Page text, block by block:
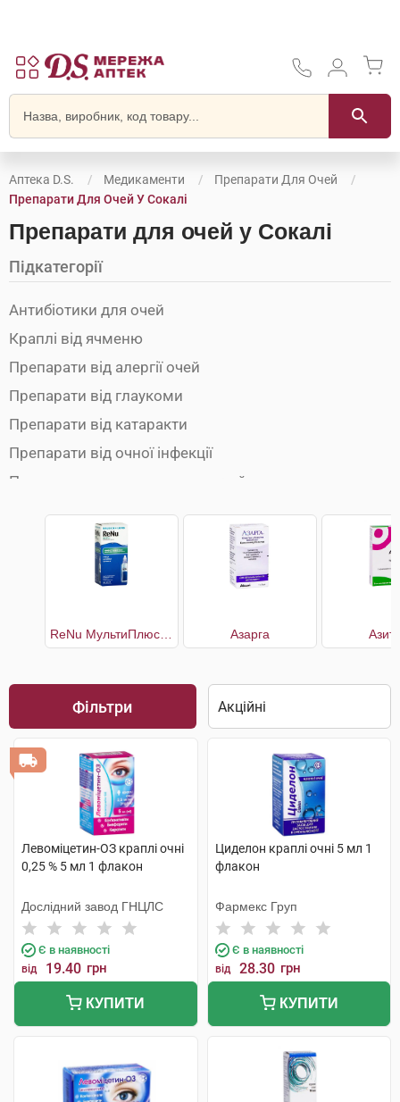
Аптека D.S. Медикаменти
Препарати Для Очей
Препарати Для Очей У Сокалі
Препарати для очей у Сокалі
Підкатегорії
Антибіотики для очей
Краплі від ячменю
Препарати від алергії очей
Препарати від глаукоми
Препарати від катаракти
Препарати від очної інфекції
Препарати для зволоження очей
Розчини для лінз
Азарга
Фільтри
Левоміцетин-ОЗ краплі очні
0,25 % 5 мл 1 флакон
Дослідний завод ГНЦЛС
Є в наявності
від 19.40 грн
КУПИТИ
Циделон краплі очні 5 мл 1
флакон
Фармекс Груп
Є в наявності
від 28.30 грн
КУПИТИ